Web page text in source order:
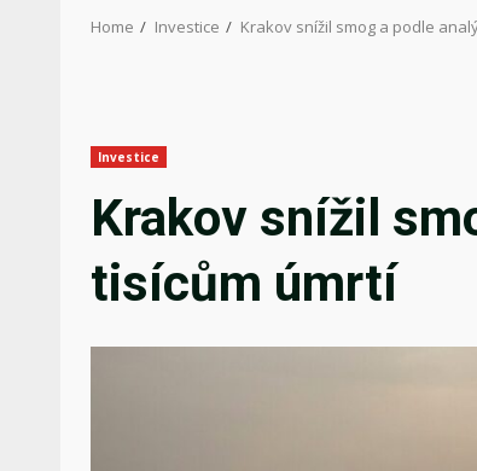
Home Investice Krakov snížil smog a podle
Investice
Krakov snížil
tisícům úmrtí